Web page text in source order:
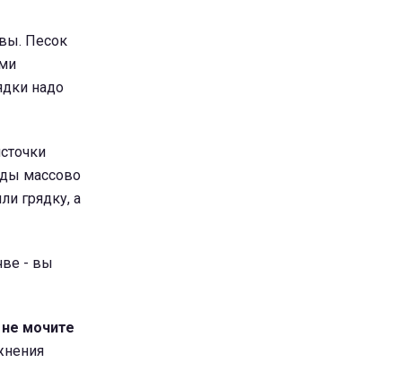
Песок
надо
массово
грядку, а
- вы
мочите